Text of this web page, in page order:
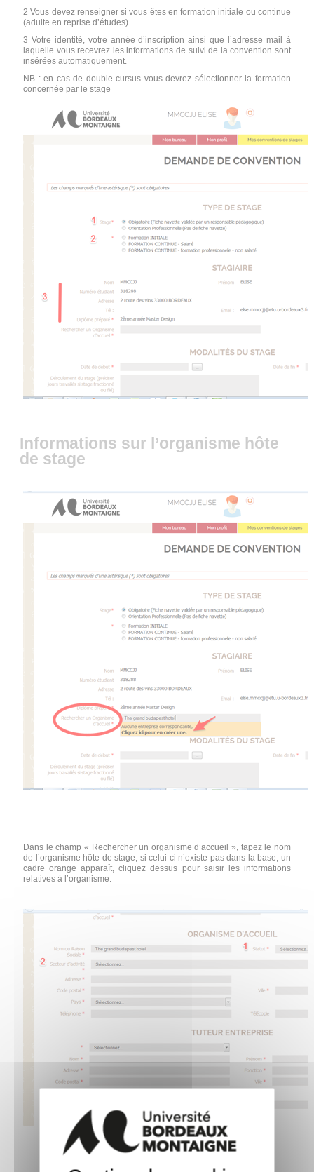
2 Vous devez renseigner si vous êtes en formation initiale ou continue
(adulte en reprise d’études)
3 Votre identité, votre année d’inscription ainsi que l’adresse mail à
laquelle vous recevrez les informations de suivi de la convention sont
insérées automatiquement.
NB : en cas de double cursus vous devrez sélectionner la formation
concernée par le stage
Informations sur l’organisme hôte
de stage
Dans le champ « Rechercher un organisme d’accueil », tapez le nom
de l’organisme hôte de stage, si celui-ci n’existe pas dans la base, un
cadre orange apparaît, cliquez dessus pour saisir les informations
relatives à l’organisme.